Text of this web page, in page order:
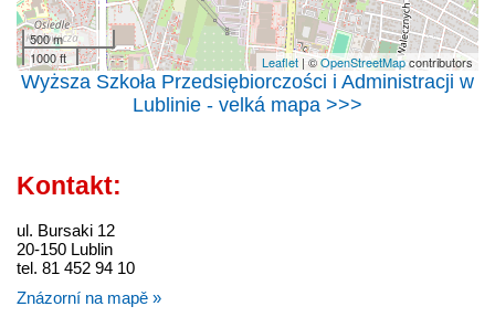
500 m
1000 ft
Leaflet | ©OpenStreetMapcontributors
Wyższa Szkoła Przedsiębiorczości i Administracji w
Lublinie - velká mapa >>>
Kontakt:
ul. Bursaki 12
20-150 Lublin
tel. 81 452 94 10
Znázorní na mapě »